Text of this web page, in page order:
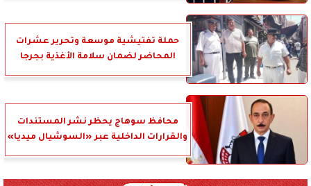
حملة تفتيشية موسعة وتحرير عشرات
المحاضر لضمان سلامة الأغذية بجرجا
محافظ سوهاج يحظر نشر المستندات
والقرارات الداخلية عبر «السوشيال ميديا»